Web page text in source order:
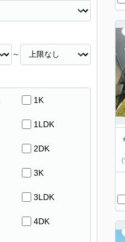
～
1K
1LDK
2DK
3K
3LDK
4DK